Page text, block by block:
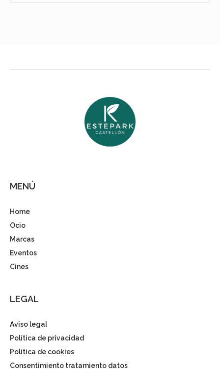
MENÚ
Home
Ocio
Marcas
Eventos
Cines
LEGAL
Aviso legal
Política de privacidad
Política de cookies
Consentimiento tratamiento datos